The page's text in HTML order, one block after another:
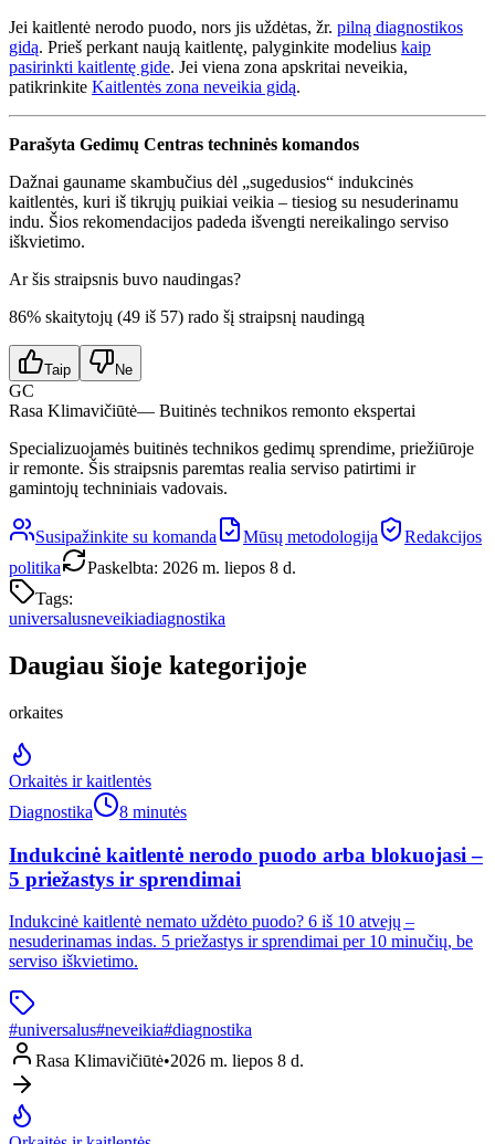
Jei kaitlentė nerodo puodo, nors jis uždėtas, žr. pilną diagnostikos
gidą. Prieš perkant naują kaitlentę, palyginkite modelius kaip
pasirinkti kaitlentę gide. Jei viena zona apskritai neveikia,
patikrinkite Kaitlentės zona neveikia gidą.
Parašyta Gedimų Centras techninės komandos
Dažnai gauname skambučius dėl „sugedusios“ indukcinės
kaitlentės, kuri iš tikrųjų puikiai veikia – tiesiog su nesuderinamu
indu. Šios rekomendacijos padeda išvengti nereikalingo serviso
iškvietimo.
Ar šis straipsnis buvo naudingas?
86% skaitytojų (49 iš 57) rado šį straipsnį naudingą
Taip Ne
GC
Rasa Klimavičiūtė— Buitinės technikos remonto ekspertai
Specializuojamės buitinės technikos gedimų sprendime, priežiūroje
ir remonte. Šis straipsnis paremtas realia serviso patirtimi ir
gamintojų techniniais vadovais.
Susipažinkite su komanda Mūsų metodologija
Redakcijos
politika
Paskelbta: 2026 m. liepos 8 d.
Tags:
universalusneveikiadiagnostika
Daugiau šioje kategorijoje
orkaites
Orkaitės ir kaitlentės
Diagnostika
8 minutės
Indukcinė kaitlentė nerodo puodo arba blokuojasi –
5 priežastys ir sprendimai
Indukcinė kaitlentė nemato uždėto puodo? 6 iš 10 atvejų –
nesuderinamas indas. 5 priežastys ir sprendimai per 10 minučių, be
serviso iškvietimo.
#universalus#neveikia#diagnostika
Rasa Klimavičiūtė•2026 m. liepos 8 d.